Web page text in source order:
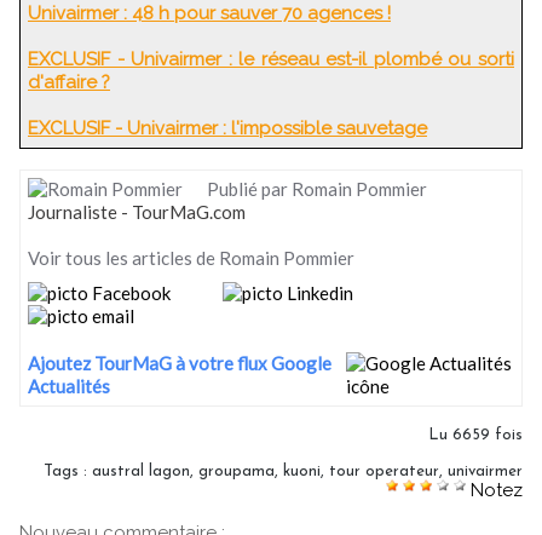
Univairmer : 48 h pour sauver 70 agences !
EXCLUSIF - Univairmer : le réseau est-il plombé ou sorti
d'affaire ?
EXCLUSIF - Univairmer : l'impossible sauvetage
Publié par Romain Pommier
Journaliste - TourMaG.com
Voir tous les articles de Romain Pommier
Ajoutez TourMaG à votre flux Google
Actualités
Lu 6659 fois
Tags : austral lagon, groupama, kuoni, tour operateur, univairmer
Notez